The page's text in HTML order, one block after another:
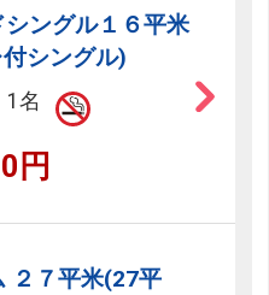
シングル１６平米
シングル)
1名
円
２７平米(27平